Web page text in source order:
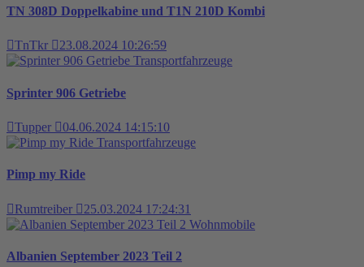
TN 308D Doppelkabine und T1N 210D Kombi
TnTkr
23.08.2024 10:26:59
Transportfahrzeuge
Sprinter 906 Getriebe
Tupper
04.06.2024 14:15:10
Transportfahrzeuge
Pimp my Ride
Rumtreiber
25.03.2024 17:24:31
Wohnmobile
Albanien September 2023 Teil 2